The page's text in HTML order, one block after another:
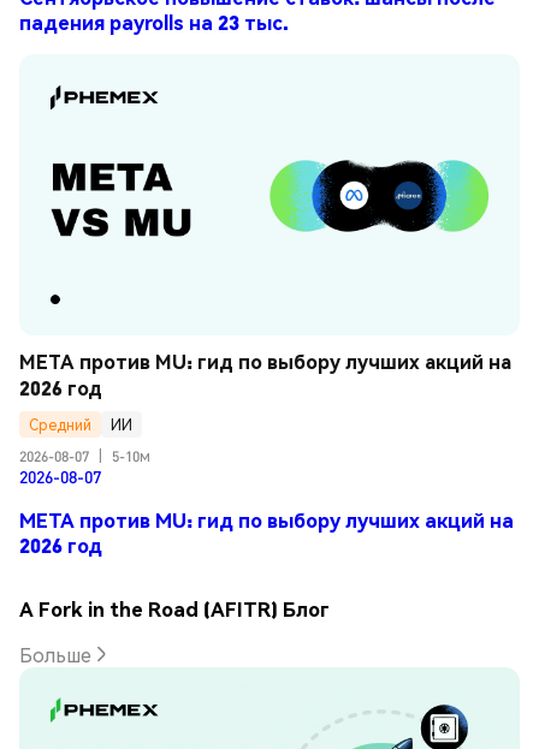
падения payrolls на 23 тыс.
META против MU: гид по выбору лучших акций на
2026 год
Средний
ИИ
2026-08-07
5-10м
2026-08-07
META против MU: гид по выбору лучших акций на
2026 год
A Fork in the Road (AFITR) Блог
Больше